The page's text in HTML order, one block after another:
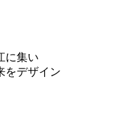
に集い
をデザイン